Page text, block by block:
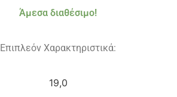
Άμεσα διαθέσιμο!
Επιπλεόν Χαρακτηριστικά:
19,0